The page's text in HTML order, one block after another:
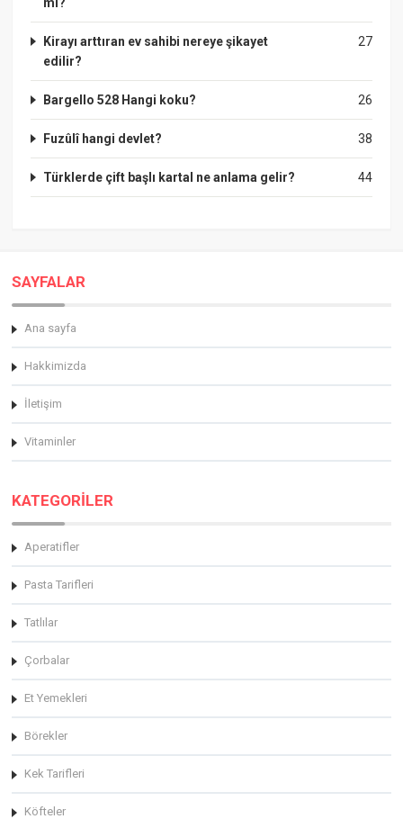
mı?
27
Kirayı arttıran ev sahibi nereye şikayet
edilir?
26
Bargello 528 Hangi koku?
38
Fuzûlî hangi devlet?
44
Türklerde çift başlı kartal ne anlama gelir?
SAYFALAR
Ana sayfa
Hakkimizda
İletişim
Vitaminler
KATEGORİLER
Aperatifler
Pasta Tarifleri
Tatlılar
Çorbalar
Et Yemekleri
Börekler
Kek Tarifleri
Köfteler